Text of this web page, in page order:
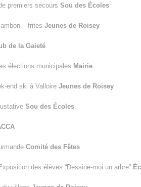
premiers secours Sou des Écoles
– frites Jeunes de Roisey
de la Gaieté
élections municipales Mairie
end ski à Valloire Jeunes de Roisey
Sou des Écoles
Comité des Fêtes
des élèves “Dessine-moi un arbre”